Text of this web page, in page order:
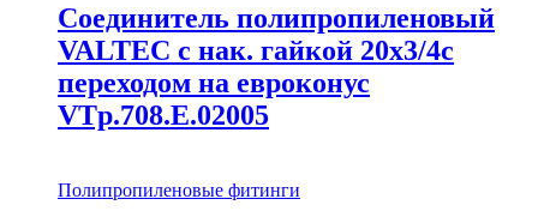
Соединитель полипропиленовый
VALTEC с нак. гайкой 20х3/4c
переходом на евроконус
VTp.708.E.02005
Полипропиленовые фитинги